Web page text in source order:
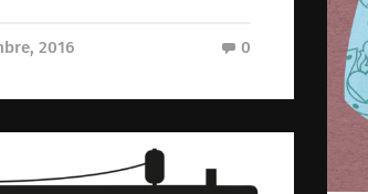
2016 0